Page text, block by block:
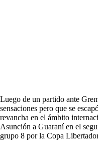
Luego de un partido ante
sensaciones pero que se
revancha en el ámbito
Asunción a Guaraní en el
grupo 8 por la Copa